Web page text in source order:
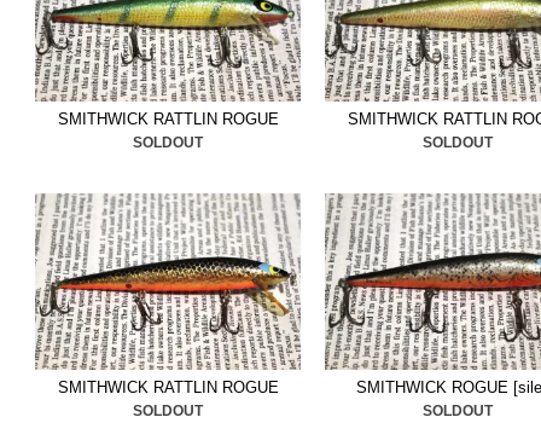
ルドバグリー追加しました
■2025/6/19レーベル＆ホ
較的状態の良い物ばかり
クス追加しました。貴重な
い。
■2025/6/11ボックス入り
た。ヘドンは状態良い物
■2025/6/5
＆ロジ
SMITHWICK RATTLIN ROGUE
SOLDOUT
SMITHWICK RATTLIN
SOLDOUT
SMITHWICK RATTLIN ROGUE
SOLDOUT
SMITHWICK ROGUE
SOLDOUT